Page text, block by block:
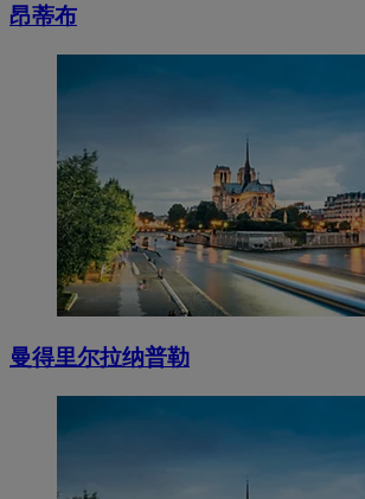
昂蒂布
曼得里尔拉纳普勒